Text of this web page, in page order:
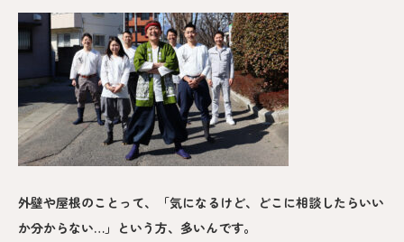
外壁や屋根のことって、「気になるけど、どこに相談したらいい
か分からない…」という方、多いんです。